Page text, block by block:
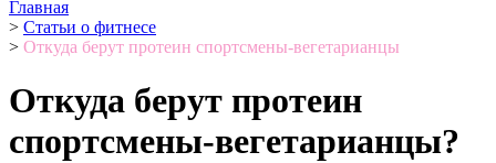
Главная
> Статьи о фитнесе
> Откуда берут протеин спортсмены-вегетарианцы
Откуда берут протеин
спортсмены-вегетарианцы?